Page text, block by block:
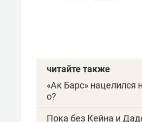
читайте также
«Ак Барс» нацелился
о?
Пока без Кейна и